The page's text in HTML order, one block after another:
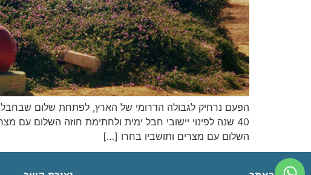
40 שנה לפינוי יישובי חבל ימית ולחתימת חוזה השלום
השלום עם מצרים ותושביו בחרו […]